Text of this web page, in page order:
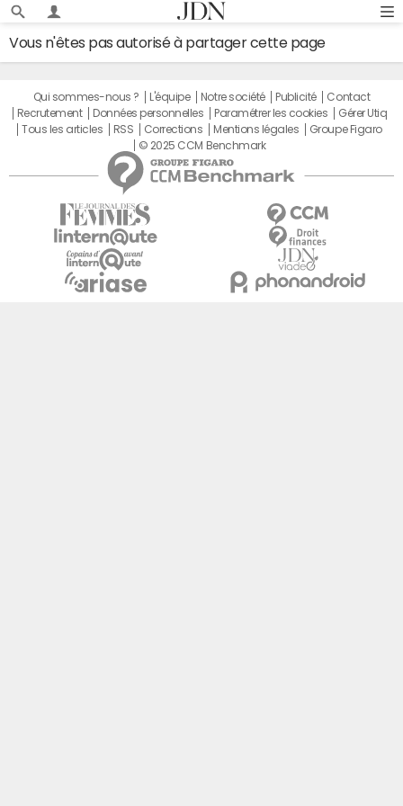
Vous n'êtes pas autorisé à partager cette page
Qui sommes-nous ? L'équipe Notre société Publicité
Contact
Recrutement
Données personnelles Paramétrer les cookies
Gérer Utiq
Tous les articles
RSS Corrections Mentions légales
Groupe Figaro
© 2025 CCM Benchmark